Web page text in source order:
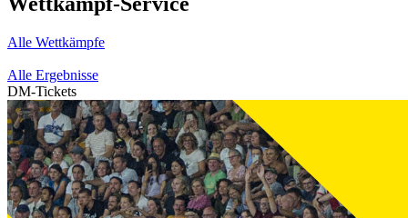
Alle Wettkämpfe
Alle Ergebnisse
DM-Tickets